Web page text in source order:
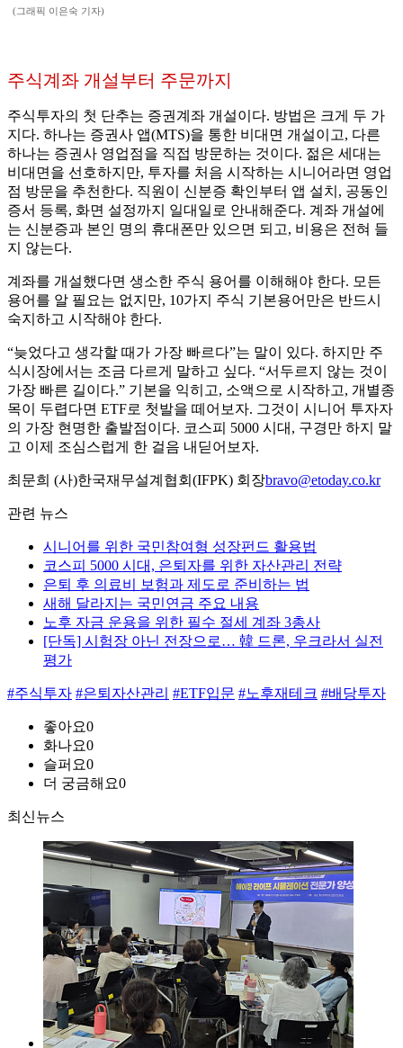
(그래픽 이은숙 기자)
주식계좌 개설부터 주문까지
주식투자의 첫 단추는 증권계좌 개설이다. 방법은 크게 두 가
지다. 하나는 증권사 앱(MTS)을 통한 비대면 개설이고, 다른
하나는 증권사 영업점을 직접 방문하는 것이다. 젊은 세대는
비대면을 선호하지만, 투자를 처음 시작하는 시니어라면 영업
점 방문을 추천한다. 직원이 신분증 확인부터 앱 설치, 공동인
증서 등록, 화면 설정까지 일대일로 안내해준다. 계좌 개설에
는 신분증과 본인 명의 휴대폰만 있으면 되고, 비용은 전혀 들
지 않는다.
계좌를 개설했다면 생소한 주식 용어를 이해해야 한다. 모든
용어를 알 필요는 없지만, 10가지 주식 기본용어만은 반드시
숙지하고 시작해야 한다.
“늦었다고 생각할 때가 가장 빠르다”는 말이 있다. 하지만 주
식시장에서는 조금 다르게 말하고 싶다. “서두르지 않는 것이
가장 빠른 길이다.” 기본을 익히고, 소액으로 시작하고, 개별종
목이 두렵다면 ETF로 첫발을 떼어보자. 그것이 시니어 투자자
의 가장 현명한 출발점이다. 코스피 5000 시대, 구경만 하지 말
고 이제 조심스럽게 한 걸음 내딛어보자.
최문희 (사)한국재무설계협회(IFPK) 회장bravo@etoday.co.kr
관련 뉴스
시니어를 위한 국민참여형 성장펀드 활용법
코스피 5000 시대, 은퇴자를 위한 자산관리 전략
은퇴 후 의료비 보험과 제도로 준비하는 법
새해 달라지는 국민연금 주요 내용
노후 자금 운용을 위한 필수 절세 계좌 3총사
[단독] 시험장 아닌 전장으로… 韓 드론, 우크라서 실전
평가
#주식투자 #은퇴자산관리 #ETF입문 #노후재테크 #배당투자
좋아요0
화나요0
슬퍼요0
더 궁금해요0
최신뉴스